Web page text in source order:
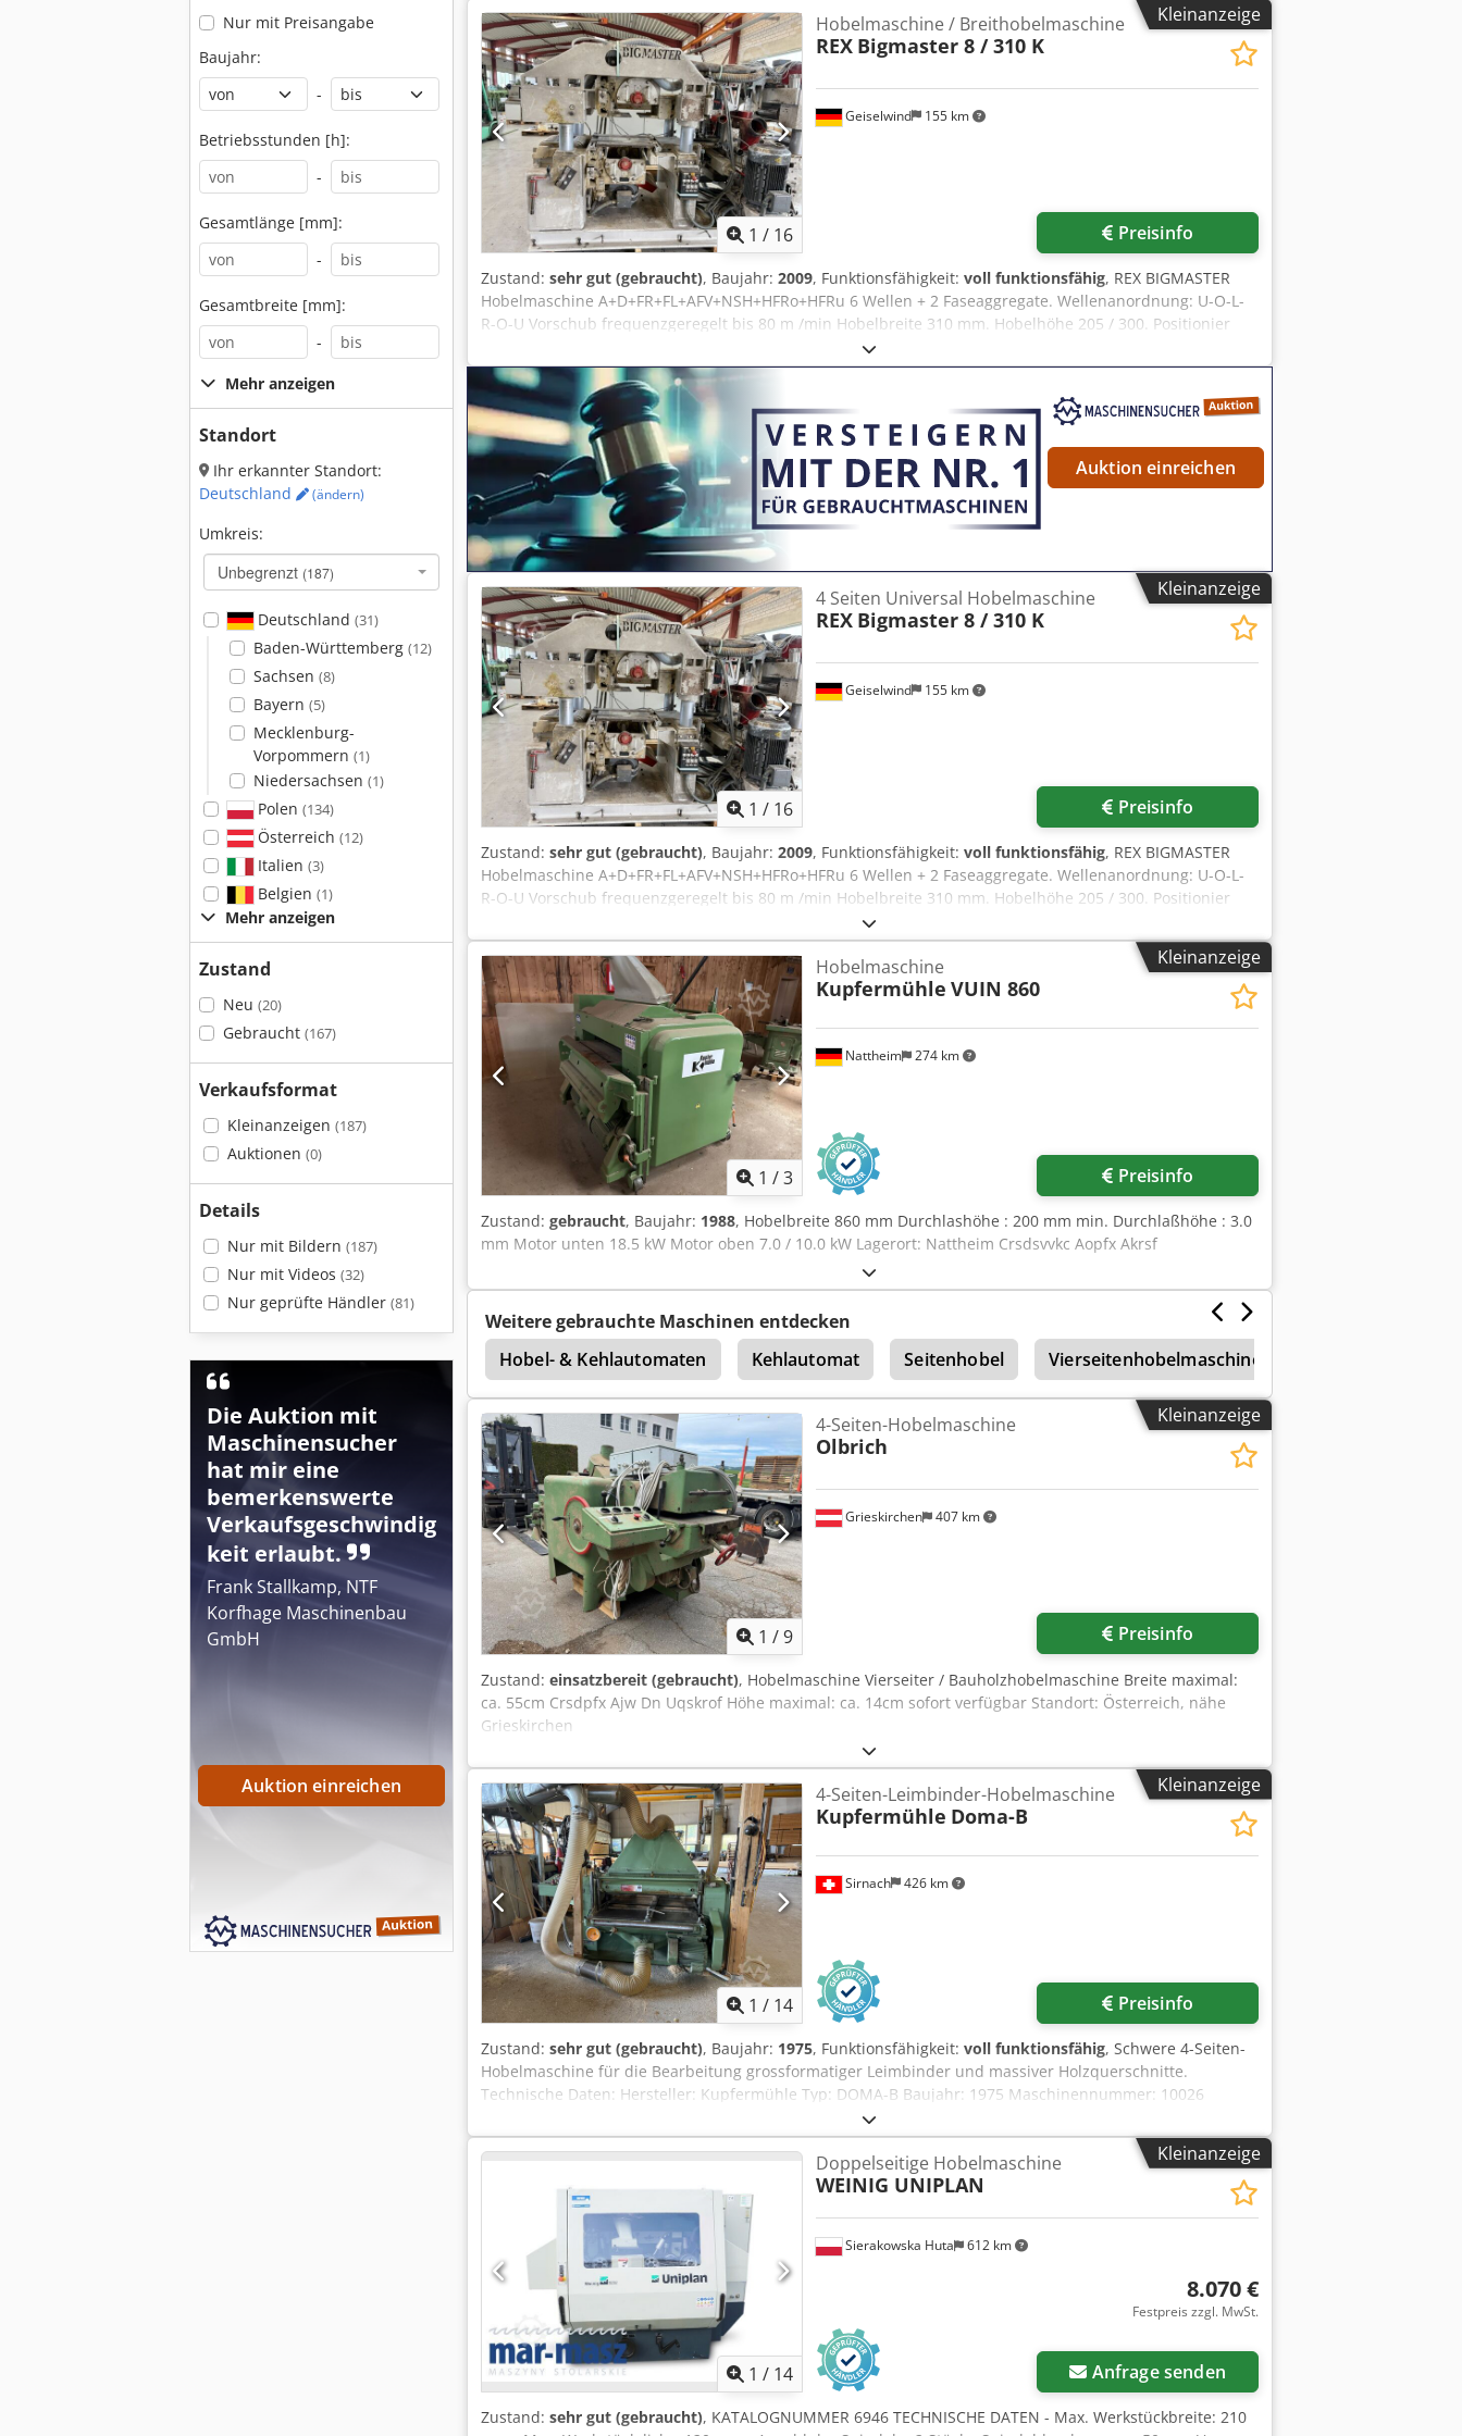
Nur mit Preisangabe
Baujahr:
-
Betriebsstunden [h]:
-
Gesamtlänge [mm]:
-
Gesamtbreite [mm]:
-
Mehr anzeigen
Standort
Ihr erkannter Standort:
Deutschland
(ändern)
Umkreis:
Unbegrenzt (187)
Deutschland (31)
Baden-Württemberg (12)
Sachsen (8)
Bayern (5)
Mecklenburg-
Vorpommern (1)
Niedersachsen (1)
Polen (134)
Österreich (12)
Italien (3)
Belgien (1)
Mehr anzeigen
Zustand
Neu (20)
Gebraucht (167)
Verkaufsformat
Kleinanzeigen (187)
Auktionen (0)
Details
Nur mit Bildern (187)
Nur mit Videos (32)
Nur geprüfte Händler (81)
Die Auktion mit
Maschinensucher
hat mir eine
bemerkenswerte
Verkaufsgeschwindig
keit erlaubt.
Frank Stallkamp, NTF
Korfhage Maschinenbau
GmbH
Auktion einreichen
Kleinanzeige
1 / 16
Geiselwind 155 km
Hobelmaschine / Breithobelmaschine
REX Bigmaster 8 / 310 K
Preisinfo
Zustand: sehr gut (gebraucht), Baujahr: 2009, Funktionsfähigkeit: voll funktionsfähig, REX BIGMASTER
Hobelmaschine A+D+FR+FL+AFV+NSH+HFRo+HFRu 6 Wellen + 2 Faseaggregate. Wellenanordnung: U-O-L-
R-O-U Vorschub frequenzgeregelt bis 80 m /min Hobelbreite 310 mm. Hobelhöhe 205 / 300. Positionier
Steuerung. Elektroschaltschrank mit Steuerung und Leistungsteil. Bedienpult. Credpfxezrtpms Akrsf
Schallschutzkabine. 2 Satz Werkzeuge. Technische Unterlagen.
Auktion einreichen
Kleinanzeige
1 / 16
Geiselwind 155 km
4 Seiten Universal Hobelmaschine
REX Bigmaster 8 / 310 K
Preisinfo
Zustand: sehr gut (gebraucht), Baujahr: 2009, Funktionsfähigkeit: voll funktionsfähig, REX BIGMASTER
Hobelmaschine A+D+FR+FL+AFV+NSH+HFRo+HFRu 6 Wellen + 2 Faseaggregate. Wellenanordnung: U-O-L-
R-O-U Vorschub frequenzgeregelt bis 80 m /min Hobelbreite 310 mm. Hobelhöhe 205 / 300. Positionier
Steuerung. Elektroschaltschrank mit Steuerung und Leistungsteil. Bedienpult. Schallschutzkabine. 2 Satz
Werkzeuge. Cedpjzrtn Nsfx Akrjrf Technische Unterlagen.
Kleinanzeige
1 /3
Nattheim 274 km
Hobelmaschine
Kupfermühle VUIN 860
Preisinfo
Zustand: gebraucht, Baujahr: 1988, Hobelbreite 860 mm Durchlashöhe : 200 mm min. Durchlaßhöhe : 3.0
mm Motor unten 18.5 kW Motor oben 7.0 / 10.0 kW Lagerort: Nattheim Crsdsvvkc Aopfx Akrsf
Weitere gebrauchte Maschinen entdecken
Hobel- & Kehlautomaten
Kehlautomat Seitenhobel Vierseitenhobelmaschine
Hobelwelle Hobelwellen
Kleinanzeige
1 /9
Grieskirchen 407 km
4-Seiten-Hobelmaschine
Olbrich
Preisinfo
Zustand: einsatzbereit (gebraucht), Hobelmaschine Vierseiter / Bauholzhobelmaschine Breite maximal:
ca. 55cm Crsdpfx Ajw Dn Uqskrof Höhe maximal: ca. 14cm sofort verfügbar Standort: Österreich, nähe
Grieskirchen
Kleinanzeige
1 / 14
Sirnach 426 km
4-Seiten-Leimbinder-Hobelmaschine
Kupfermühle Doma-B
Preisinfo
Zustand: sehr gut (gebraucht), Baujahr: 1975, Funktionsfähigkeit: voll funktionsfähig, Schwere 4-Seiten-
Hobelmaschine für die Bearbeitung grossformatiger Leimbinder und massiver Holzquerschnitte.
Technische Daten: Hersteller: Kupfermühle Typ: DOMA-B Baujahr: 1975 Maschinennummer: 10026
Cedpfxjzp U Huo Akrsrf Arbeitsbreite: bis 1.350 mm Arbeitshöhe: bis 300 mm Verstärkte Motoren an den
Vertikalwellen Hobelköpfe mit verstellbaren Fasenmessern Linke Vertikalwelle elektrisch verstellbar
Elektrische Höhenverstellung Erneuerte Maschinensteuerung Angetriebene, geriffelte Einzugswalze
Lieferumfang: Sämtliche Absaugrohre inklusive Sammelkollektor Vier mechanisch höhenverstellbare
Rollbahnen Besichtigung und Probelauf nach Vereinbarung möglich.
Kleinanzeige
1 / 14
Sierakowska Huta 612 km
Doppelseitige Hobelmaschine
WEINIG UNIPLAN
8.070 €
Festpreis zzgl. MwSt.
Anfrage senden
Zustand: sehr gut (gebraucht), KATALOGNUMMER 6946 TECHNISCHE DATEN - Max. Werkstückbreite: 210